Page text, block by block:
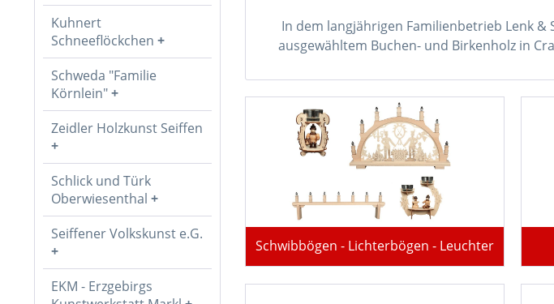
Kuhnert
Schneeflöckchen
Schweda "Familie
Körnlein"
Zeidler Holzkunst Seiffen
Schlick und Türk
Oberwiesenthal
Seiffener Volkskunst e.G.
EKM - Erzgebirgs
In dem langjährigen Familienbetrieb Lenk
ausgewähltem Buchen- und Birkenholz in
Schwibbögen - Lichterbögen - Leuchter